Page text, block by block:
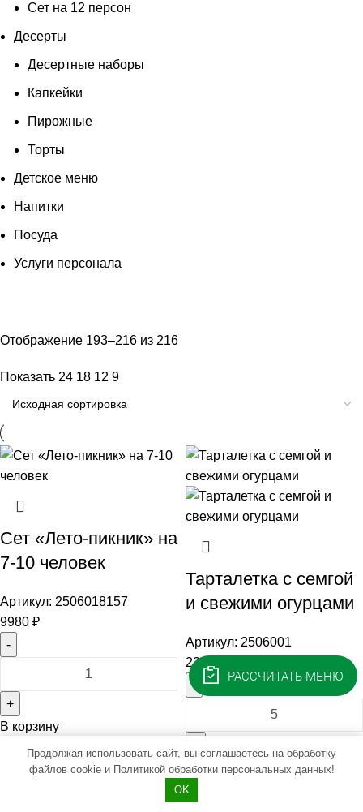
Сет на 12 персон
Десерты
Десертные наборы
Капкейки
Пирожные
Торты
Детское меню
Напитки
Посуда
Услуги персонала
Отображение 193–216 из 216
Показать 24 18 12 9
Сет «Лето-пикник» на
7-10 человек
Артикул: 2506018157
9980 ₽
Сет
"Лето-
пикник"
В корзину
Тарталетка с семгой
и свежими огурцами
Артикул: 2506001
220
с
семгой
В корзину
Продолжая использовать сайт, вы соглашаетесь на обработку
файлов cookie и Политикой обработки персональных данных!
OK
РАССЧИТАТЬ МЕНЮ